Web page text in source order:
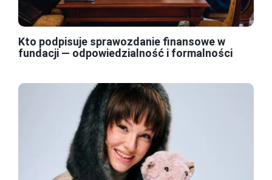
Kto podpisuje sprawozdanie finansowe w
fundacji — odpowiedzialność i formalności